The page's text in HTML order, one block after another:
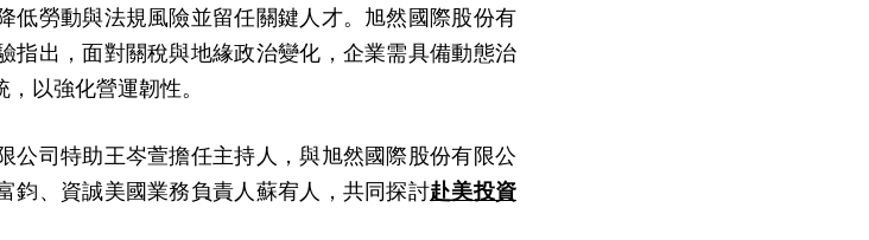
低勞動與法規風險並留任關鍵人才。旭然國際股份有
指出，面對關稅與地緣政治變化，企業需具備動態治
以強化營運韌性。
公司特助王岑萱擔任主持人，與旭然國際股份有限公
鈞、資誠美國業務負責人蘇宥人，共同探討赴美投資